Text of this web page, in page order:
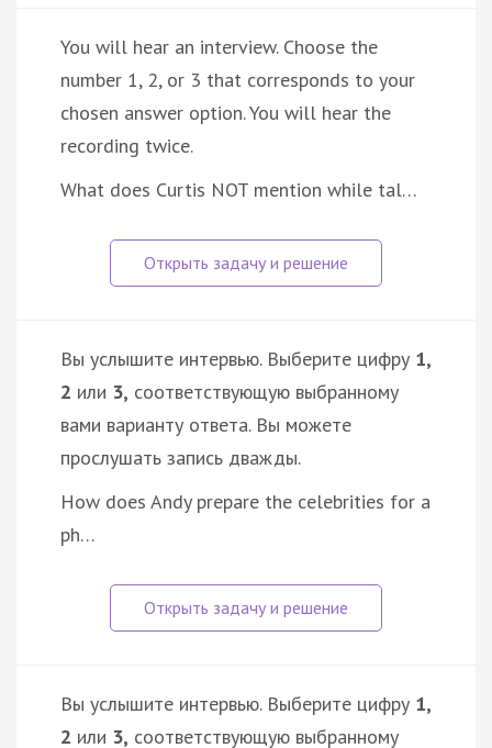
You will hear an interview. Choose the
number 1, 2, or 3 that corresponds to your
chosen answer option. You will hear the
recording twice.
What does Curtis NOT mention while tal…
Вы услышите интервью. Выберите цифру 1,
2 или 3, соответствующую выбранному
вами варианту ответа. Вы можете
прослушать запись дважды.
How does Andy prepare the celebrities for a
ph…
Вы услышите интервью. Выберите цифру 1,
2 или 3, соответствующую выбранному